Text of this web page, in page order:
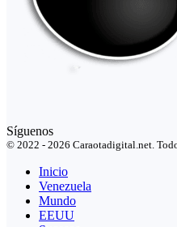
Síguenos
© 2022 - 2026 Caraotadigital.net.
Inicio
Venezuela
Mundo
EEUU